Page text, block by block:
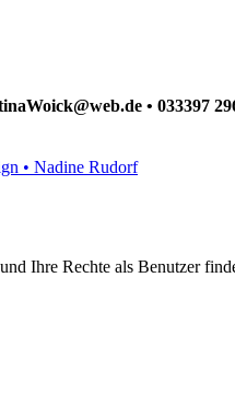
• 033397
• Nadine Rudorf
Ihre Rechte als Benutzer